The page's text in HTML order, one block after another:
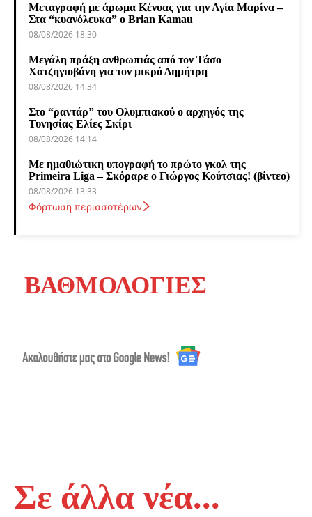
Μεταγραφή με άρωμα Κένυας για την Αγία Μαρίνα –
Στα “κυανόλευκα” ο Brian Kamau
08/08/2026 18:30
Μεγάλη πράξη ανθρωπιάς από τον Τάσο
Χατζηγιοβάνη για τον μικρό Δημήτρη
08/08/2026 14:34
Στο “ραντάρ” του Ολυμπιακού ο αρχηγός της
Τυνησίας Ελίες Σκίρι
08/08/2026 14:14
Με ημαθιώτικη υπογραφή το πρώτο γκολ της
Primeira Liga – Σκόραρε ο Γιώργος Κούτσιας! (βίντεο)
08/08/2026 13:33
Φόρτωση περισσοτέρων
ΒΑΘΜΟΛΟΓΙΕΣ
Σε άλλα νέα...